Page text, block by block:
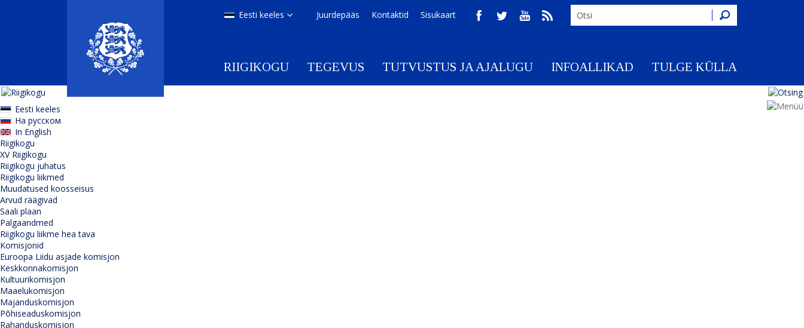
Otsing
Juurdepääs Kontaktid Sisukaart
Eesti keeles
RIIGIKOGU TEGEVUS TUTVUSTUS JA AJALUGU INFOALLIKAD TULGE KÜLLA
Eesti keeles
На русском
In English
Riigikogu
XV Riigikogu
Riigikogu juhatus
Riigikogu liikmed
Muudatused koosseisus
Arvud räägivad
Saali plaan
Palgaandmed
Riigikogu liikme hea tava
Komisjonid
Euroopa Liidu asjade komisjon
Keskkonnakomisjon
Kultuurikomisjon
Maaelukomisjon
Majanduskomisjon
Põhiseaduskomisjon
Rahanduskomisjon